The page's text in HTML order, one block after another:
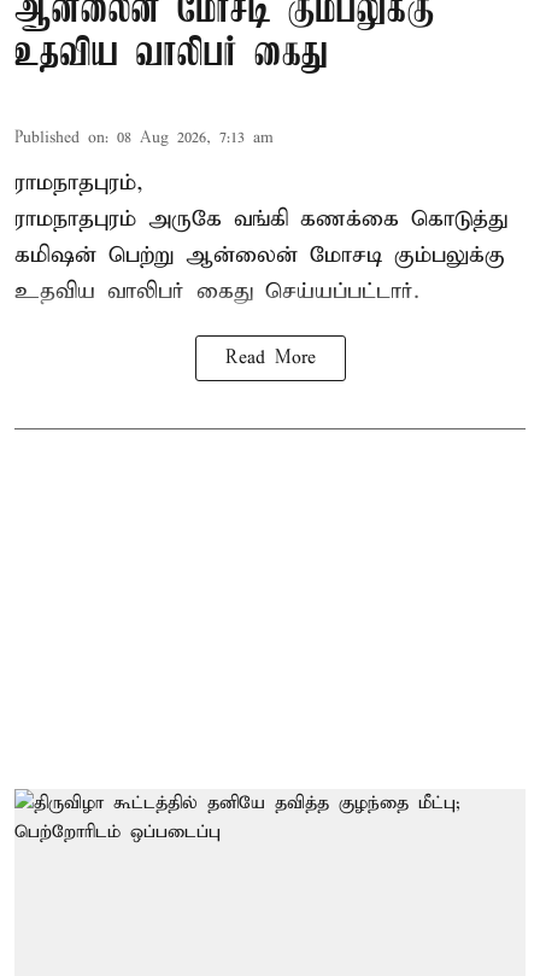
ஆன்லைன் மோசடி கும்பலுக்கு
உதவிய வாலிபர் கைது
Published on: 08 Aug 2026, 7:13 am
ராமநாதபுரம்,
ராமநாதபுரம் அருகே வங்கி கணக்கை கொடுத்து
கமிஷன் பெற்று ஆன்லைன் மோசடி கும்பலுக்கு
உதவிய வாலிபர் கைது செய்யப்பட்டார்.
Read More